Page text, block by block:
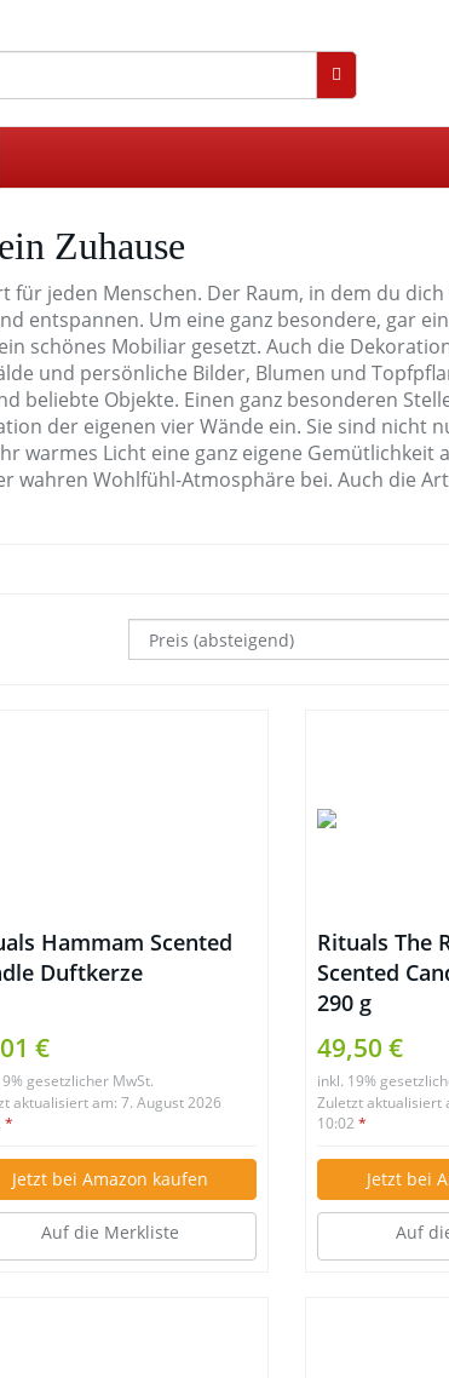
Zuhause
für jeden Menschen. Der Raum, in dem du
entspannen. Um eine ganz besondere, gar
schönes Mobiliar gesetzt. Auch die
und persönliche Bilder, Blumen und
beliebte Objekte. Einen ganz besonderen
der eigenen vier Wände ein. Sie sind nicht
warmes Licht eine ganz eigene Gemütlichkeit
wahren Wohlfühl-Atmosphäre bei. Auch die
Hammam Scented
Duftkerze
€
gesetzlicher MwSt.
aktualisiert am: 7. August 2026
*
Jetzt bei Amazon kaufen
Auf die Merkliste
Rituals The
Scented
290 g
49,50 €
inkl. 19%
Zuletzt aktualisiert
10:02*
Jetzt bei
Auf